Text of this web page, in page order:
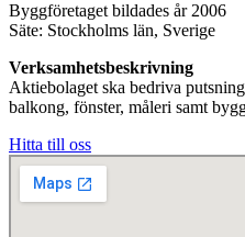
Byggföretaget bildades år 2006
Säte: Stockholms län, Sverige
Verksamhetsbeskrivning
Aktiebolaget ska bedriva
balkong, fönster, måleri samt
Hitta till oss